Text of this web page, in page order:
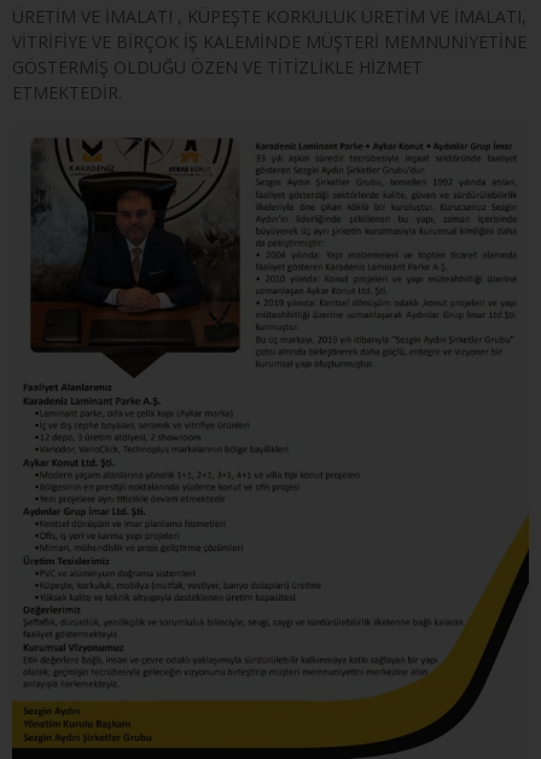
ÜRETİM VE İMALATI , KÜPEŞTE KORKULUK ÜRETİM VE İMALATI,
VİTRİFİYE VE BİRÇOK İŞ KALEMİNDE MÜŞTERİ MEMNUNİYETİNE
GÖSTERMİŞ OLDUĞU ÖZEN VE TİTİZLİKLE HİZMET
ETMEKTEDİR.